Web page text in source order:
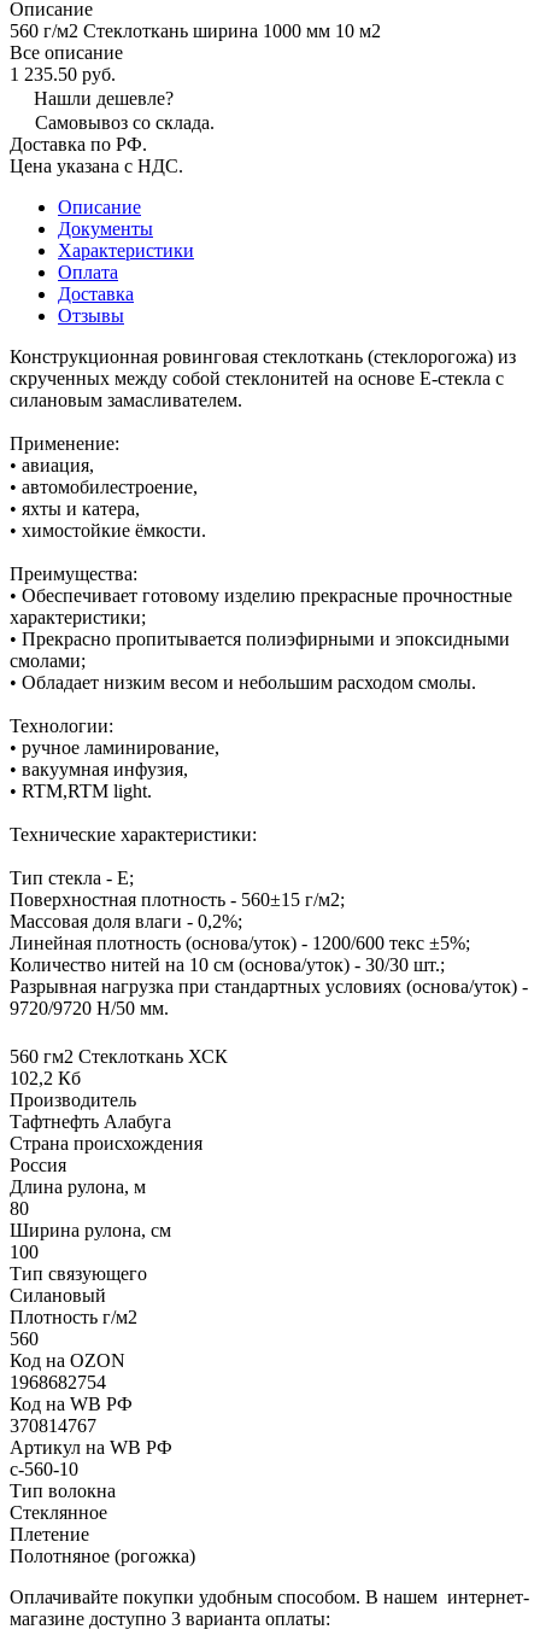
Описание
560 г/м2 Стеклоткань ширина 1000 мм 10 м2
Все описание
1 235.50 руб.
Нашли дешевле?
Самовывоз со склада.
Доставка по РФ.
Цена указана с НДС.
Описание
Документы
Характеристики
Оплата
Доставка
Отзывы
Конструкционная ровинговая стеклоткань (стеклорогожа) из
скрученных между собой стеклонитей на основе Е-стекла с
силановым замасливателем.
Применение:
• авиация,
• автомобилестроение,
• яхты и катера,
• химостойкие ёмкости.
Преимущества:
• Обеспечивает готовому изделию прекрасные прочностные
характеристики;
• Прекрасно пропитывается полиэфирными и эпоксидными
смолами;
• Обладает низким весом и небольшим расходом смолы.
Технологии:
• ручное ламинирование,
• вакуумная инфузия,
• RTM,RTM light.
Технические характеристики:
Тип стекла - Е;
Поверхностная плотность - 560±15 г/м2;
Массовая доля влаги - 0,2%;
Линейная плотность (основа/уток) - 1200/600 текс ±5%;
Количество нитей на 10 см (основа/уток) - 30/30 шт.;
Разрывная нагрузка при стандартных условиях (основа/уток) -
9720/9720 Н/50 мм.
560 гм2 Стеклоткань ХСК
102,2 Кб
Производитель
Тафтнефть Алабуга
Страна происхождения
Россия
Длина рулона, м
80
Ширина рулона, см
100
Тип связующего
Силановый
Плотность г/м2
560
Код на OZON
1968682754
Код на WB РФ
370814767
Артикул на WB РФ
с-560-10
Тип волокна
Стеклянное
Плетение
Полотняное (рогожка)
Оплачивайте покупки удобным способом. В нашем интернет-
магазине доступно 3 варианта оплаты: